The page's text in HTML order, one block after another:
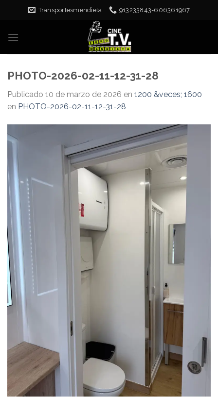
Transportesmendieta 913233843-606361967
PHOTO-2026-02-11-12-31-28
Publicado 10 de marzo de 2026 en 1200 &veces; 1600
en PHOTO-2026-02-11-12-31-28